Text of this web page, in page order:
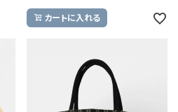
カートに入れる